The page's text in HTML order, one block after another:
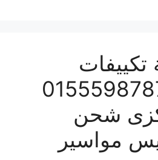
تكييفات
01555987871
شحن
مواسير